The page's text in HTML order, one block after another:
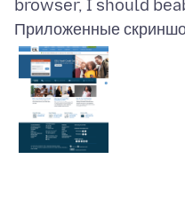
Приложенные